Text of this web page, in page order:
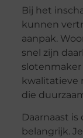
Bij het
kunnen
aanpak.
snel zijn
kwalitatieve
die
Daarnaast
belangrijk.